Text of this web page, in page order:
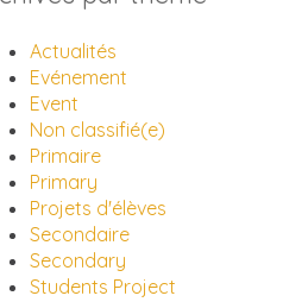
Actualités
Evénement
Event
Non classifié(e)
Primaire
Primary
Projets d'élèves
Secondaire
Secondary
Students Project